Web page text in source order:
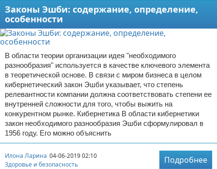
Законы Эшби: содержание, определение,
особенности
В области теории организации идея "необходимого
разнообразия" используется в качестве ключевого элемента
в теоретической основе. В связи с миром бизнеса в целом
кибернетический закон Эшби указывает, что степень
релевантности компании должна соответствовать степени ее
внутренней сложности для того, чтобы выжить на
конкурентном рынке. Кибернетика В области кибернетики
закон необходимого разнообразия Эшби сформулировал в
1956 году. Его можно объяснить
Илона Ларина 04-06-2019 02:10
Здоровье и безопасность
Подробнее